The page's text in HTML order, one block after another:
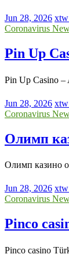
Jun 28, 2026
Coronavirus
Pin Up
Pin Up Casino
Jun 28, 2026
Coronavirus
Олимп
Олимп казино
Jun 28, 2026
Coronavirus
Pinco
Pinco casino